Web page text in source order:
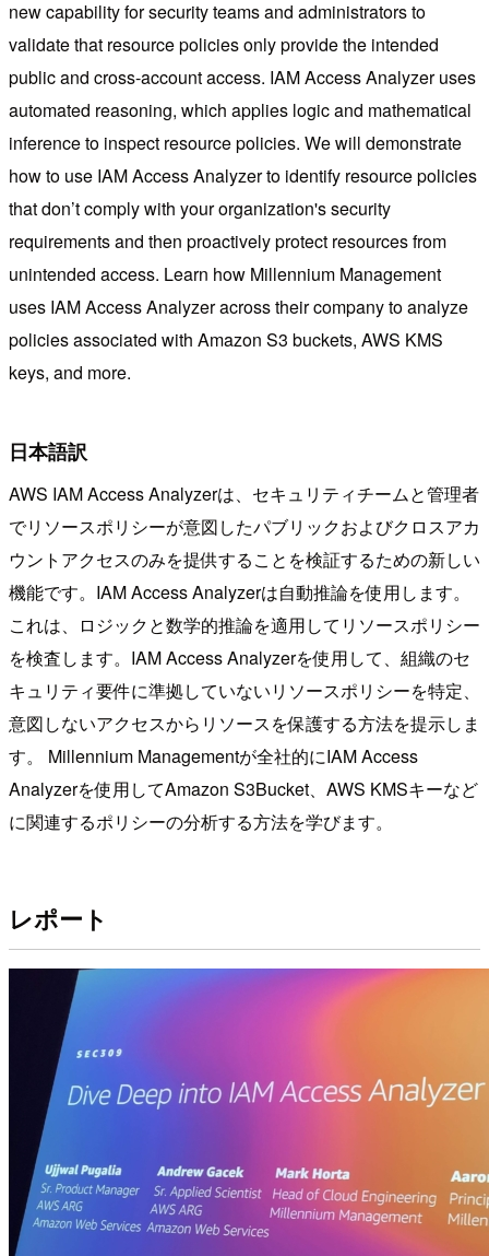
new capability for security teams and administrators to
validate that resource policies only provide the intended
public and cross-account access. IAM Access Analyzer uses
automated reasoning, which applies logic and mathematical
inference to inspect resource policies. We will demonstrate
how to use IAM Access Analyzer to identify resource policies
that don’t comply with your organization's security
requirements and then proactively protect resources from
unintended access. Learn how Millennium Management
uses IAM Access Analyzer across their company to analyze
policies associated with Amazon S3 buckets, AWS KMS
keys, and more.
日本語訳
AWS IAM Access Analyzerは、セキュリティチームと管理者
でリソースポリシーが意図したパブリックおよびクロスアカ
ウントアクセスのみを提供することを検証するための新しい
機能です。IAM Access Analyzerは自動推論を使用します。
これは、ロジックと数学的推論を適用してリソースポリシー
を検査します。IAM Access Analyzerを使用して、組織のセ
キュリティ要件に準拠していないリソースポリシーを特定、
意図しないアクセスからリソースを保護する方法を提示しま
す。 Millennium Managementが全社的にIAM Access
Analyzerを使用してAmazon S3Bucket、AWS KMSキーなど
に関連するポリシーの分析する方法を学びます。
レポート